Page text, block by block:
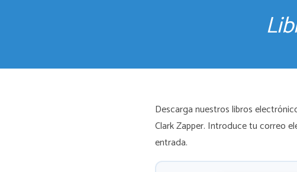
Descarga nuestros libros
Clark Zapper. Introduce tu correo
entrada.